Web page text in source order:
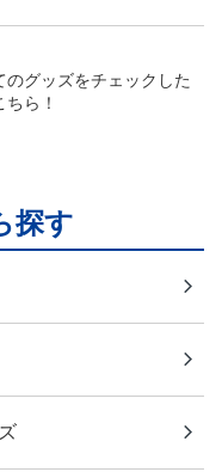
グッズをチェックした
ら！
探す